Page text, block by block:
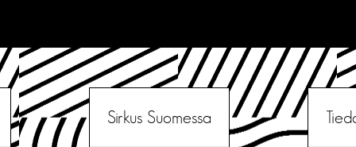
Sirkus Suomessa